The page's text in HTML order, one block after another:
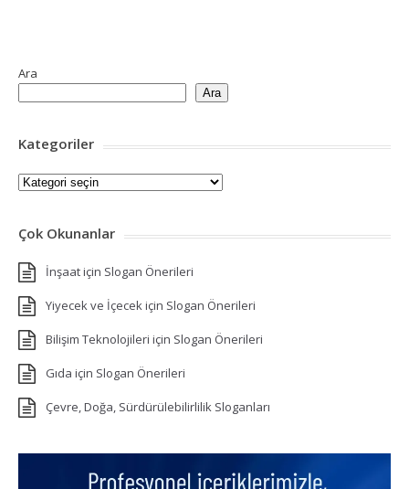
Ara
Ara
Kategoriler
Kategoriler
Çok Okunanlar
İnşaat için Slogan Önerileri
Yiyecek ve İçecek için Slogan Önerileri
Bilişim Teknolojileri için Slogan Önerileri
Gıda için Slogan Önerileri
Çevre, Doğa, Sürdürülebilirlilik Sloganları